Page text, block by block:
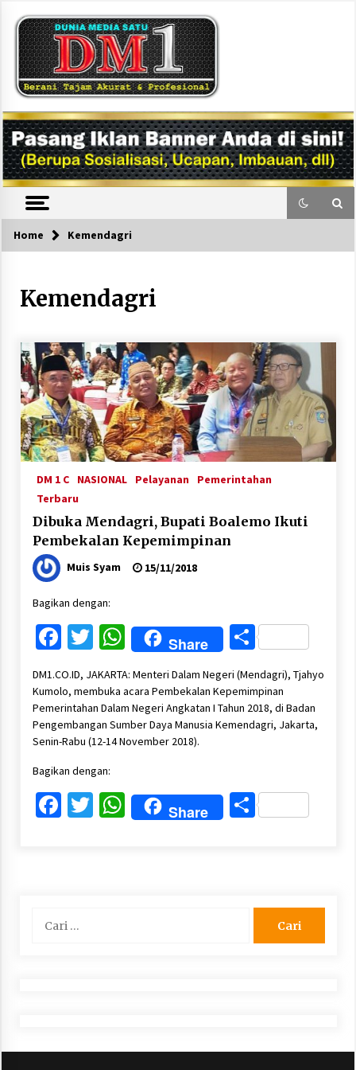
content
DM1
Home Kemendagri
Kemendagri
DM 1 C NASIONAL Pelayanan
Pemerintahan
Terbaru
Dibuka Mendagri, Bupati Boalemo Ikuti
Pembekalan Kepemimpinan
Muis Syam 15/11/2018
Bagikan dengan:
Facebook
Twitter
WhatsApp
Share Share
DM1.CO.ID, JAKARTA: Menteri Dalam Negeri (Mendagri), Tjahyo
Kumolo, membuka acara Pembekalan Kepemimpinan
Pemerintahan Dalam Negeri Angkatan I Tahun 2018, di Badan
Pengembangan Sumber Daya Manusia Kemendagri, Jakarta,
Senin-Rabu (12-14 November 2018).
Bagikan dengan:
Facebook
Twitter
WhatsApp
Share Share
untuk: